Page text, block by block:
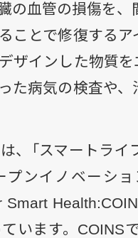
の血管の損傷を
ことで修復する
ザインした物質
た病気の検査や
、「スマートラ
ンイノベーショ
います。COINS